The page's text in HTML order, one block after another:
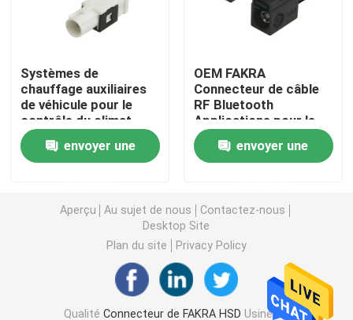
Mini connecteurs de FAKRA
Câble d'extension de FAKRA
Câble coaxial de liaison de FAKRA
Adaptateur d'antenne de FAKRA
Câble de HSD LVDS
Systèmes de
chauffage auxiliaires
de véhicule pour le
contrôle du climat
envoyer une
OEM FAKRA
Connecteur de câble
RF Bluetooth
Applications pour le
transfert de données
transparentsenvoyer une
Aperçu Au sujet de nous
Contactez-nous
Desktop Site
Plan du site
Privacy Policy
Qualité Connecteur de FAKRA HSD Usine De